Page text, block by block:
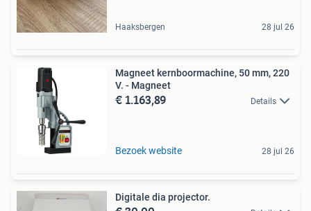
Haaksbergen 28 jul 26
Magneet kernboormachine, 50 mm, 220
V. - Magneet
€ 1.163,89 Details
Bezoek website 28 jul 26
Digitale dia projector.